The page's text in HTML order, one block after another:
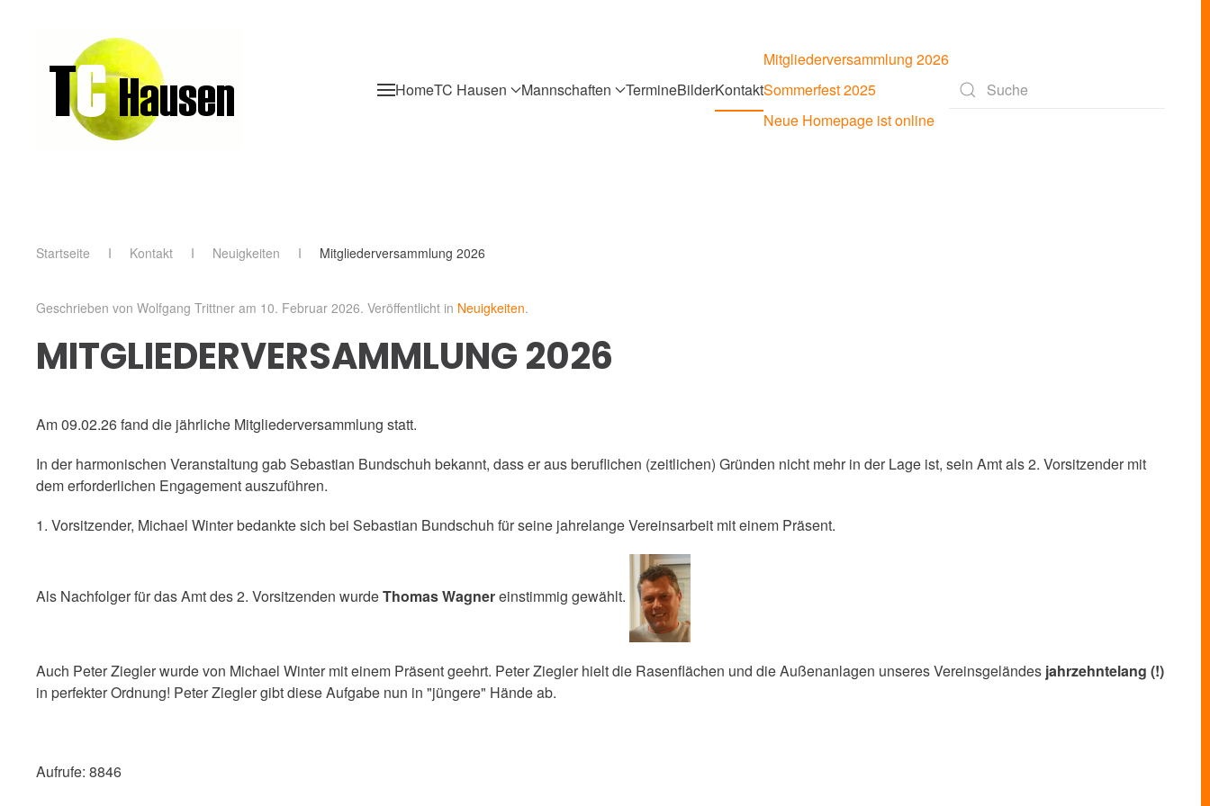
Skip to main content
HomeTC Hausen Mannschaften TermineBilderKontakt
Mitgliederversammlung 2026
Sommerfest 2025
Neue Homepage ist online
Startseite Kontakt Neuigkeiten Mitgliederversammlung 2026
Geschrieben von Wolfgang Trittner am 10. Februar 2026. Veröffentlicht in Neuigkeiten.
MITGLIEDERVERSAMMLUNG 2026
Am 09.02.26 fand die jährliche Mitgliederversammlung statt.
In der harmonischen Veranstaltung gab Sebastian Bundschuh bekannt, dass er aus beruflichen (zeitlichen) Gründen nicht mehr in der Lage ist, sein Amt als 2. Vorsitzender mit
dem erforderlichen Engagement auszuführen.
1. Vorsitzender, Michael Winter bedankte sich bei Sebastian Bundschuh für seine jahrelange Vereinsarbeit mit einem Präsent.
Als Nachfolger für das Amt des 2. Vorsitzenden wurdeThomas Wagnereinstimmig gewählt.
Auch Peter Ziegler wurde von Michael Winter mit einem Präsent geehrt. Peter Ziegler hielt die Rasenflächen und die Außenanlagen unseres Vereinsgeländes jahrzehntelang (!)
in perfekter Ordnung! Peter Ziegler gibt diese Aufgabe nun in "jüngere" Hände ab.
Aufrufe: 8846